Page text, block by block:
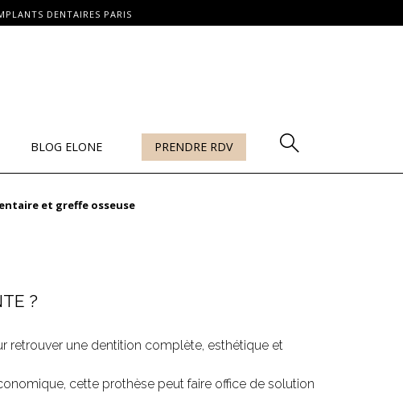
DENTAIRES PARIS
BLOG ELONE PRENDRE RDV
et greffe osseuse
?
retrouver une dentition complète, esthétique et
cette prothèse peut faire office de solution